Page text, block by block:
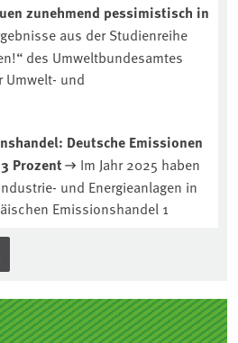
zunehmend pessimistisch in
aus der Studienreihe
des Umweltbundesamtes
Umwelt- und
Deutsche Emissionen
Prozent
Im Jahr 2025 haben
und Energieanlagen in
Emissionshandel 1